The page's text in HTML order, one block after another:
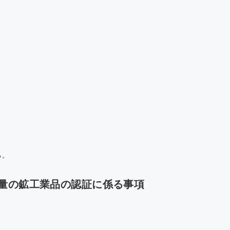
の鉱工業品の認証に係る事項